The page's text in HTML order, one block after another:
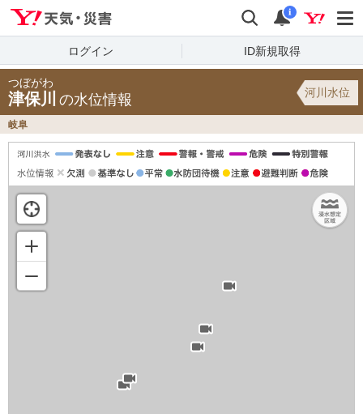
検索 通知
i
ログイン ID新規取得
つぼがわ
津保川 の水位情報 河川水位
岐阜